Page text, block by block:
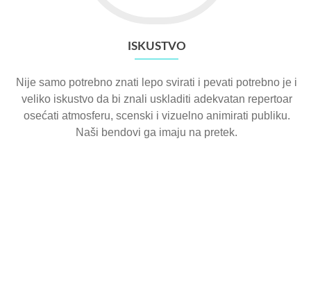
ISKUSTVO
Nije samo potrebno znati lepo svirati i pevati potrebno je i
veliko iskustvo da bi znali uskladiti adekvatan repertoar
osećati atmosferu, scenski i vizuelno animirati publiku.
Naši bendovi ga imaju na pretek.